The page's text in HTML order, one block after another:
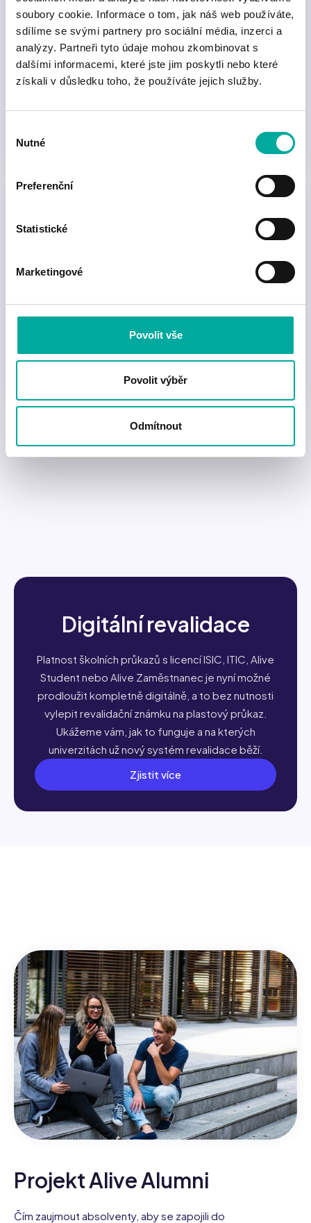
soubory cookie. Informace o tom, jak náš web používáte,
sdílíme se svými partnery pro sociální média, inzerci a
analýzy. Partneři tyto údaje mohou zkombinovat s
dalšími informacemi, které jste jim poskytli nebo které
získali v důsledku toho, že používáte jejich služby.
souhlasu
Nutné
Preferenční
Statistické
Marketingové
Povolit vše
Povolit výběr
Odmítnout
Alive Student
Průkaz pro studenty kombinované nebo jiné
celoživotního vzdělávání. Nabízí benefity po celé
Průkaz pro absolventy vysokých škol. Nabízí
benefity po celé ČR.
Digitální revalidace
Platnost školních průkazů s licencí ISIC, ITIC, Alive
Student nebo Alive Zaměstnanec je nyní možné
prodloužit kompletně digitálně, a to bez nutnosti
vylepit revalidační známku na plastový průkaz.
Ukážeme vám, jak to funguje a na kterých
univerzitách už nový systém revalidace běží.
Zjistit více
Projekt Alive Alumni
Čím zaujmout absolventy, aby se zapojili do